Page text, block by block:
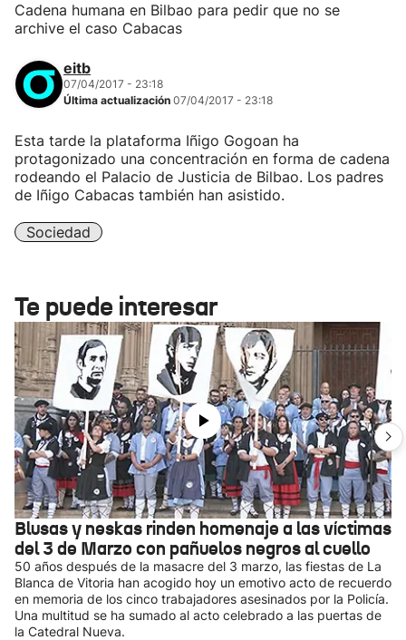
Cadena humana en Bilbao para pedir que no se
archive el caso Cabacas
eitb
07/04/2017 - 23:18
Última actualización 07/04/2017 - 23:18
Esta tarde la plataforma Iñigo Gogoan ha
protagonizado una concentración en forma de cadena
rodeando el Palacio de Justicia de Bilbao. Los padres
de Iñigo Cabacas también han asistido.
Sociedad
Te puede interesar
Blusas y neskas rinden homenaje a las víctimas
del 3 de Marzo con pañuelos negros al cuello
50 años después de la masacre del 3 marzo, las fiestas de La
Blanca de Vitoria han acogido hoy un emotivo acto de recuerdo
en memoria de los cinco trabajadores asesinados por la Policía.
Una multitud se ha sumado al acto celebrado a las puertas de
la Catedral Nueva.